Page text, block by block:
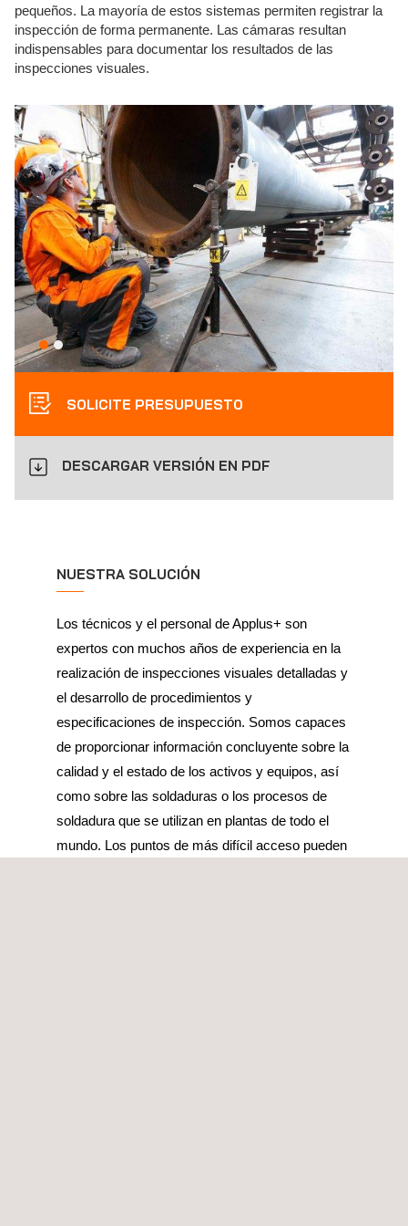
pequeños. La mayoría de estos sistemas permiten registrar la
inspección de forma permanente. Las cámaras resultan
indispensables para documentar los resultados de las
inspecciones visuales.
SOLICITE PRESUPUESTO
DESCARGAR VERSIÓN EN PDF
NUESTRA SOLUCIÓN
Los técnicos y el personal de Applus+ son
expertos con muchos años de experiencia en la
realización de inspecciones visuales detalladas y
el desarrollo de procedimientos y
especificaciones de inspección. Somos capaces
de proporcionar información concluyente sobre la
calidad y el estado de los activos y equipos, así
como sobre las soldaduras o los procesos de
soldadura que se utilizan en plantas de todo el
mundo. Los puntos de más difícil acceso pueden